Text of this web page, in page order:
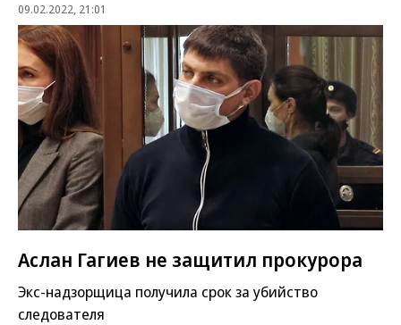
09.02.2022, 21:01
Аслан Гагиев не защитил прокурора
Экс-надзорщица получила срок за убийство
следователя